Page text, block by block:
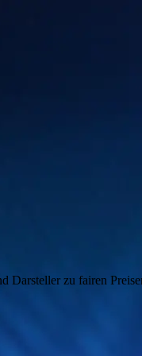
Darsteller zu fairen